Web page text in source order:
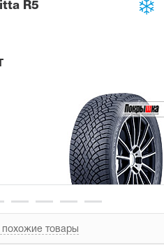
R5
похожие товары